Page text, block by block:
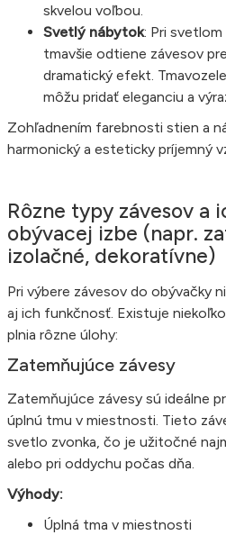
skvelou voľbou.
Svetlý nábytok: Pri
tmavšie odtiene závesov
dramatický efekt.
môžu pridať eleganciu a
Zohľadnením farebnosti stien a
harmonický a esteticky príjemný
Rôzne typy závesov a
obývacej izbe (napr.
izolačné, dekoratívne)
Pri výbere závesov do obývačky
aj ich funkčnosť. Existuje
plnia rôzne úlohy:
Zatemňujúce závesy
Zatemňujúce závesy sú ideálne
úplnú tmu v miestnosti. Tieto
svetlo zvonka, čo je užitočné
alebo pri oddychu počas dňa.
Výhody:
Úplná tma v miestnosti